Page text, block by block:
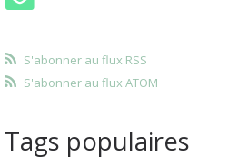
S'abonner au flux RSS
S'abonner au flux ATOM
Tags populaires